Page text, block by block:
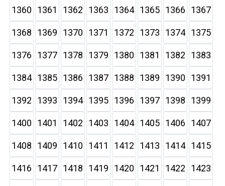
1360 1361 1362 1363 1364 1365 1366 1367
1368 1369 1370 1371 1372 1373 1374 1375
1376 1377 1378 1379 1380 1381 1382 1383
1384 1385 1386 1387 1388 1389 1390 1391
1392 1393 1394 1395 1396 1397 1398 1399
1400 1401 1402 1403 1404 1405 1406 1407
1408 1409 1410 1411 1412 1413 1414 1415
1416 1417 1418 1419 1420 1421 1422 1423